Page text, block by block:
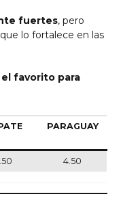
fuertes, pero
lo fortalece en las
el favorito para
PARAGUAY
4.50